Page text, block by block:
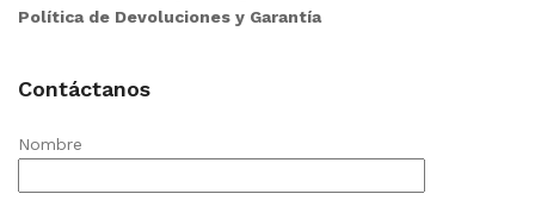
Política de Devoluciones y Garantía
Contáctanos
Nombre